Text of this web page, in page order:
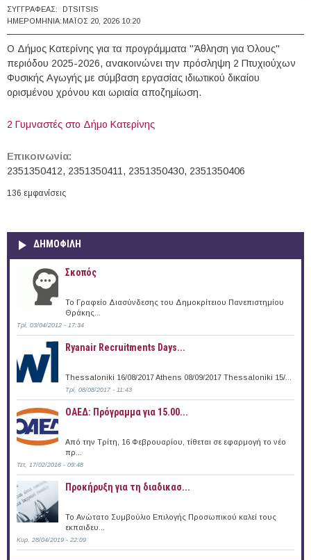
ΣΥΓΓΡΑΦΈΑΣ:
DTSITSIS
ΗΜΕΡΟΜΗΝΊΑ: ΜΆΙΟΣ 20, 2026 10:20
Ο Δήμος Κατερίνης για τα προγράμματα "Άθληση για Όλους"
περιόδου 2025-2026, ανακοινώνει την πρόσληψη 2 Πτυχιούχων
Φυσικής Αγωγής με σύμβαση εργασίας ιδιωτικού δικαίου
ορισμένου χρόνου και ωριαία αποζημίωση.
2 Γυμναστές στο Δήμο Κατερίνης
Επικοινωνία:
2351350412, 2351350411, 2351350430, 2351350406
136 εμφανίσεις
ΔΗΜΟΦΙΛΗ
Σκοπός
Το Γραφείο Διασύνδεσης του Δημοκρίτειου Πανεπιστημίου
Θράκης...
Τρί, 03/04/2012 - 17:34
Ryanair Recruitments Days...
Thessaloniki 16/08/2017 Athens 08/09/2017 Thessaloniki 15/...
Τρί, 08/08/2017 - 11:43
ΟΑΕΔ: Πρόγραμμα για 15.00...
Από την Τρίτη, 16 Φεβρουαρίου, τίθεται σε εφαρμογή το νέο
πρ...
Τετ, 17/02/2016 - 09:48
Προκήρυξη για τη διαδικασ...
Το Ανώτατο Συμβούλιο Επιλογής Προσωπικού καλεί τους
εκπαιδευ...
Κυρ, 28/04/2019 - 22:09